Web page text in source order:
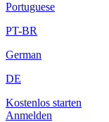
Portuguese
PT-BR
German
DE
Kostenlos starten
Anmelden